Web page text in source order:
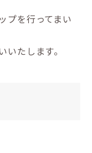
プを行ってまい
いたします。